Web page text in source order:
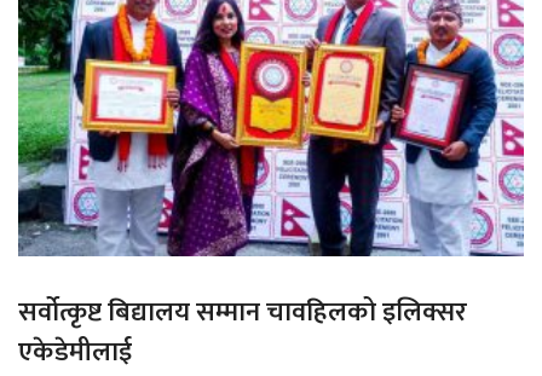
सर्वोत्कृष्ट बिद्यालय सम्मान चावहिलको इलिक्सर
एकेडेमीलाई